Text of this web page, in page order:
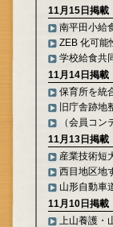
11月15日掲載
南平田小給
ZEB 化可
学校給食共
11月14日掲載
保育所を
旧庁舎跡
（会員コ
11月13日掲載
産業技術短
西目地区地
山形自動車
11月10日掲載
上山養護・